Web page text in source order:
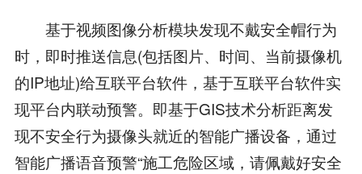
基于视频图像分析模块发现不戴安全帽行为
时，即时推送信息(包括图片、时间、当前摄像机
的IP地址)给互联平台软件，基于互联平台软件实
现平台内联动预警。即基于GIS技术分析距离发
现不安全行为摄像头就近的智能广播设备，通过
智能广播语音预警“施工危险区域，请佩戴好安全